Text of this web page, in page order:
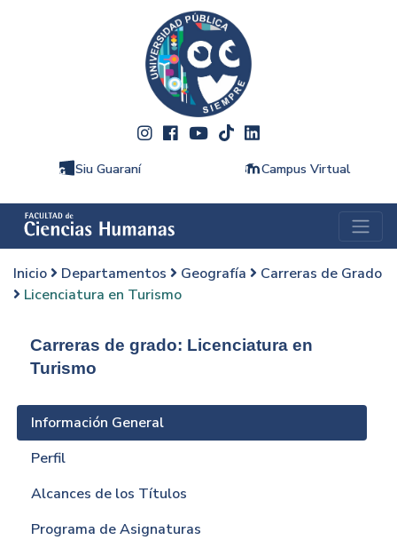
Siu Guaraní Campus Virtual
Inicio Departamentos Geografía
Carreras de Grado
Licenciatura en Turismo
Carreras de grado: Licenciatura en
Turismo
Información General
Perfil
Alcances de los Títulos
Programa de Asignaturas